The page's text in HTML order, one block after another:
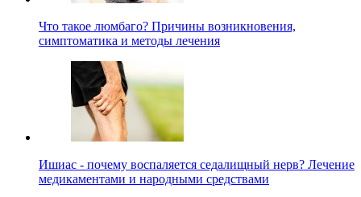
Что такое люмбаго? Причины возникновения,
симптоматика и методы лечения
Ишиас - почему воспаляется седалищный нерв? Лечение
медикаментами и народными средствами